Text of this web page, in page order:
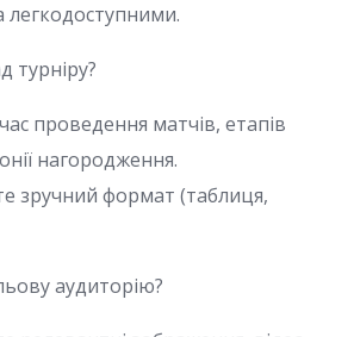
легкодоступними.
турніру?
проведення матчів, етапів
нагородження.
зручний формат (таблиця,
аудиторію?